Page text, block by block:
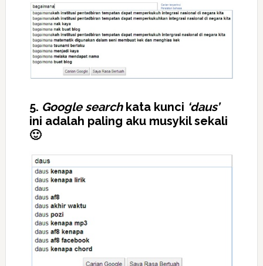
5. Google searchkata kunci ‘daus’
ini adalah paling aku musykil sekali
🙂